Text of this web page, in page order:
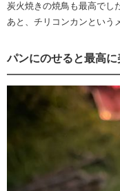
炭火焼きの焼鳥も最高でし
あと、チリコンカンという
パンにのせると最高に